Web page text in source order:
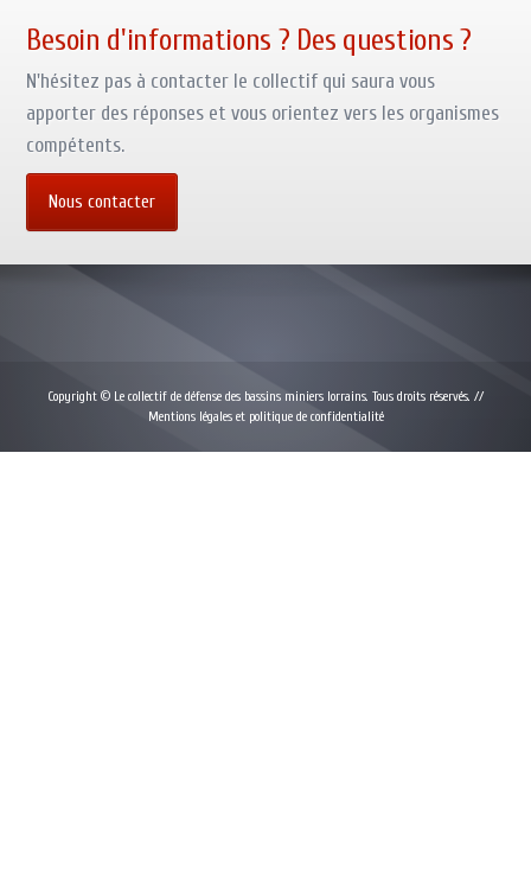
Besoin d'informations ? Des questions ?
N'hésitez pas à contacter le collectif qui saura vous
apporter des réponses et vous orientez vers les organismes
compétents.
Nous contacter
Copyright © Le collectif de défense des bassins miniers lorrains. Tous droits réservés. //
Mentions légales et politique de confidentialité